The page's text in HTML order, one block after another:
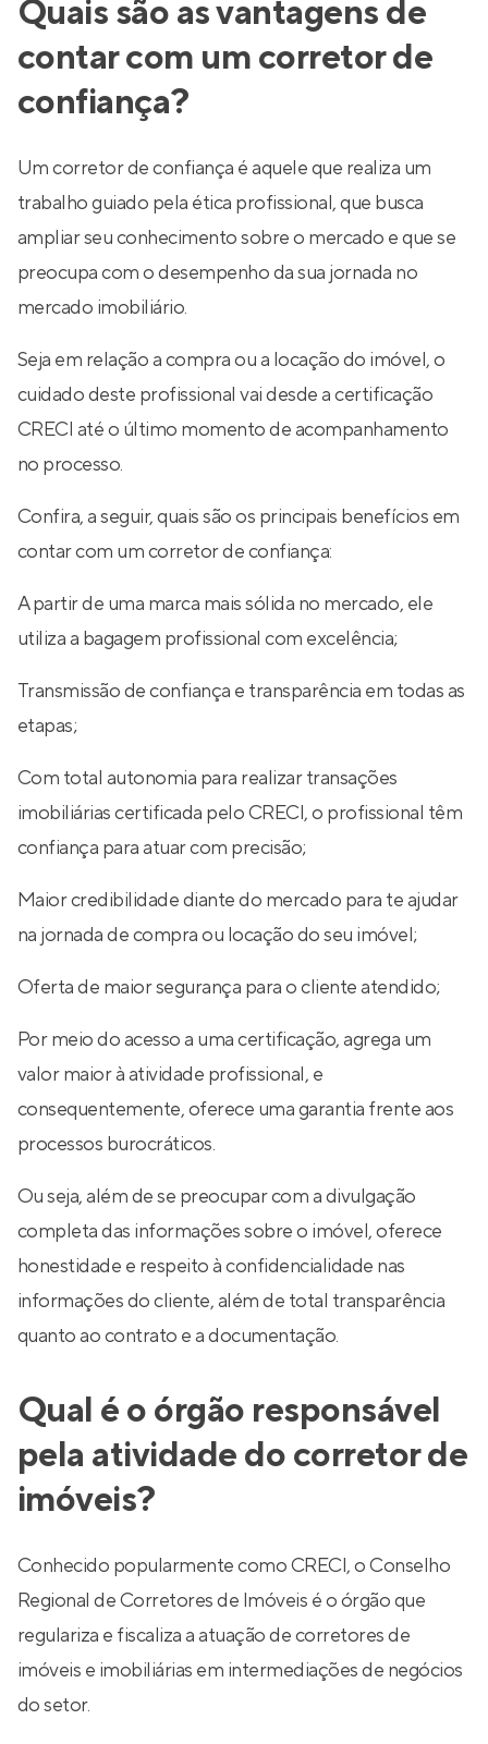
Quais são as vantagens de
contar com um corretor de
confiança?
Um corretor de confiança é aquele que realiza um
trabalho guiado pela ética profissional, que busca
ampliar seu conhecimento sobre o mercado e que se
preocupa com o desempenho da sua jornada no
mercado imobiliário.
Seja em relação a compra ou a locação do imóvel, o
cuidado deste profissional vai desde a certificação
CRECI até o último momento de acompanhamento
no processo.
Confira, a seguir, quais são os principais benefícios em
contar com um corretor de confiança:
A partir de uma marca mais sólida no mercado, ele
utiliza a bagagem profissional com excelência;
Transmissão de confiança e transparência em todas as
etapas;
Com total autonomia para realizar transações
imobiliárias certificada pelo CRECI, o profissional têm
confiança para atuar com precisão;
Maior credibilidade diante do mercado para te ajudar
na jornada de compra ou locação do seu imóvel;
Oferta de maior segurança para o cliente atendido;
Por meio do acesso a uma certificação, agrega um
valor maior à atividade profissional, e
consequentemente, oferece uma garantia frente aos
processos burocráticos.
Ou seja, além de se preocupar com a divulgação
completa das informações sobre o imóvel, oferece
honestidade e respeito à confidencialidade nas
informações do cliente, além de total transparência
quanto ao contrato e a documentação.
Qual é o órgão responsável
pela atividade do corretor de
imóveis?
Conhecido popularmente como CRECI, o Conselho
Regional de Corretores de Imóveis é o órgão que
regulariza e fiscaliza a atuação de corretores de
imóveis e imobiliárias em intermediações de negócios
do setor.